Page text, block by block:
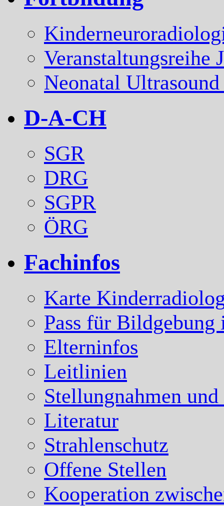
Veranstaltungsreihe
Neonatal Ultrasound
D-A-CH
SGR
DRG
SGPR
ÖRG
Fachinfos
Karte
Pass für
Elterninfos
Leitlinien
Stellungnahmen
Literatur
Strahlenschutz
Offene Stellen
Kooperation